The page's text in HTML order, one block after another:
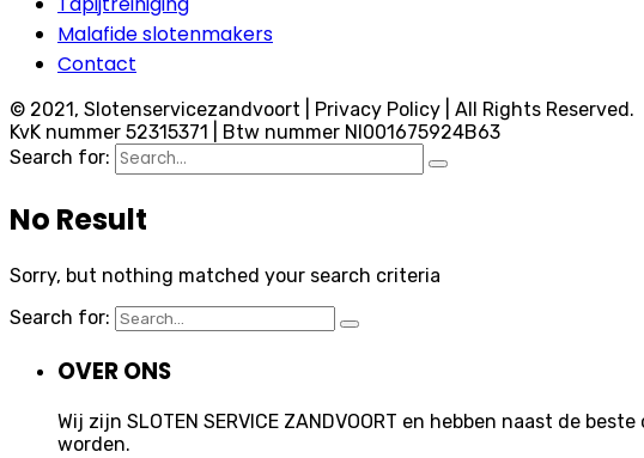
Malafide slotenmakers
Contact
© 2021, Slotenservicezandvoort | Privacy Policy | All Rights Reserved.
KvK nummer 52315371 | Btw nummer Nl001675924B63
Search for:
No Result
Sorry, but nothing matched your search criteria
Search for:
OVER ONS
Wij zijn SLOTEN SERVICE ZANDVOORT en hebben naast de
worden.